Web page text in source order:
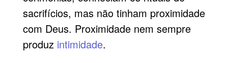
sacrifícios, mas não tinham proximidade
com Deus. Proximidade nem sempre
produz intimidade.